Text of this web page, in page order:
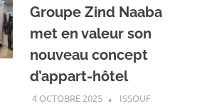
Groupe Zind Naaba
met en valeur son
nouveau concept
d’appart-hôtel
4 OCTOBRE 2025
ISSOUF